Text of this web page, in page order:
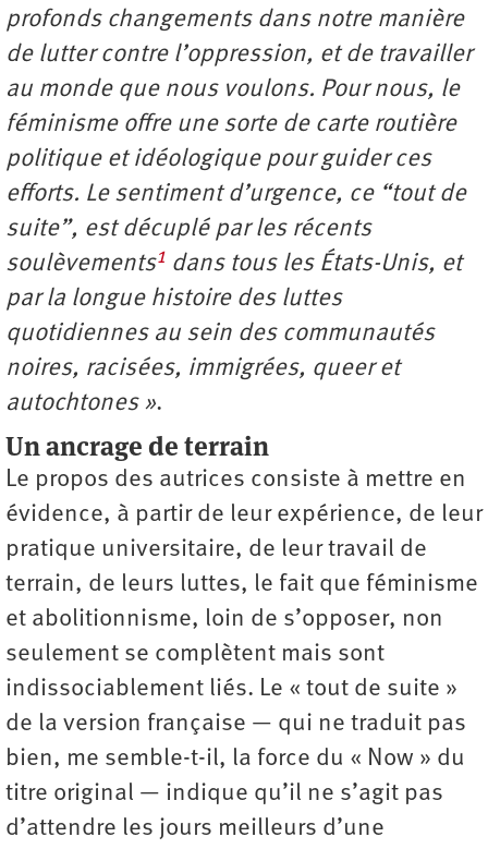
profonds changements dans notre manière
de lutter contre l’oppression, et de travailler
au monde que nous voulons. Pour nous, le
féminisme offre une sorte de carte routière
politique et idéologique pour guider ces
efforts. Le sentiment d’urgence, ce “tout de
suite”, est décuplé par les récents
soulèvements1 dans tous les États-Unis, et
par la longue histoire des luttes
quotidiennes au sein des communautés
noires, racisées, immigrées, queer et
autochtones ».
Un ancrage de terrain
Le propos des autrices consiste à mettre en
évidence, à partir de leur expérience, de leur
pratique universitaire, de leur travail de
terrain, de leurs luttes, le fait que féminisme
et abolitionnisme, loin de s’opposer, non
seulement se complètent mais sont
indissociablement liés. Le « tout de suite »
de la version française — qui ne traduit pas
bien, me semble-t-il, la force du « Now » du
titre original — indique qu’il ne s’agit pas
d’attendre les jours meilleurs d’une